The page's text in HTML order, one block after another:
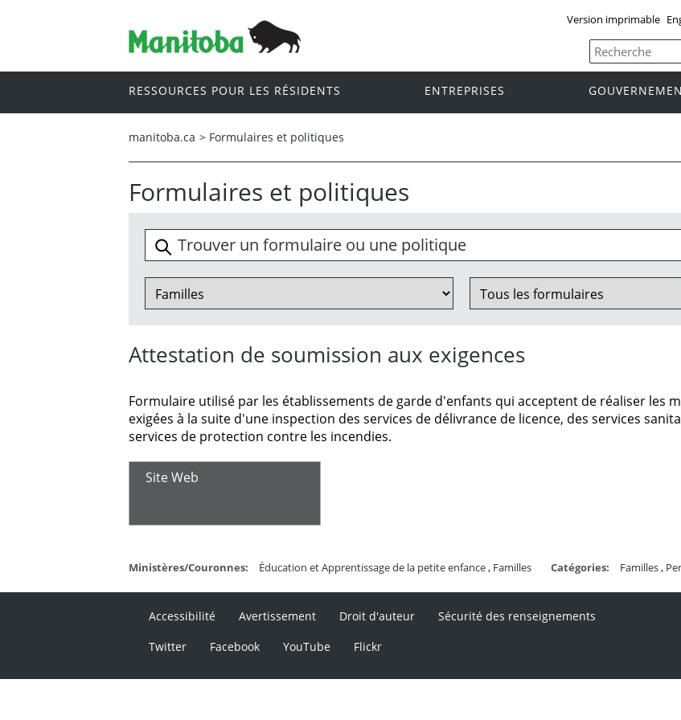
Version imprimable
RESSOURCES POUR LES RÉSIDENTS ENTREPRISES
manitoba.ca > Formulaires et politiques
Formulaires et politiques
Attestation de soumission aux exigences
Formulaire utilisé par les établissements de garde d'enfants qui acceptent de réaliser les
exigées à la suite d'une inspection des services de délivrance de licence, des services
services de protection contre les incendies.
Site Web
Ministères/Couronnes: Éducation et Apprentissage de la petite enfance, Familles Catégories: Familles,
Accessibilité Avertissement Droit d'auteur
Sécurité des renseignements
Twitter
Facebook YouTube Flickr